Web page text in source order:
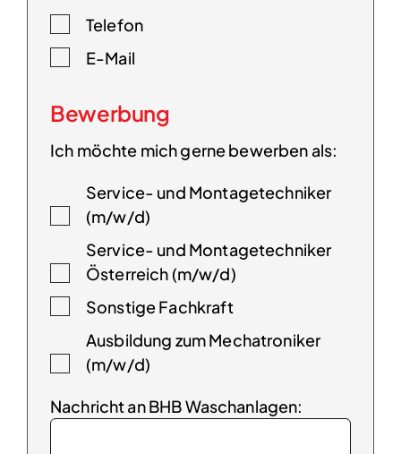
Telefon
E-Mail
Bewerbung
Ich möchte mich gerne bewerben als:
Service- und Montagetechniker
(m/w/d)
Service- und Montagetechniker
Österreich (m/w/d)
Sonstige Fachkraft
Ausbildung zum Mechatroniker
(m/w/d)
Nachricht an BHB Waschanlagen: